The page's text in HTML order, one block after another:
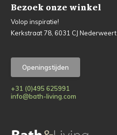
Bezoek onze winkel
Volop inspiratie!
Kerkstraat 78, 6031 CJ Nederweert
Openingstijden
+31 (0)495 625991
info@bath-living.com